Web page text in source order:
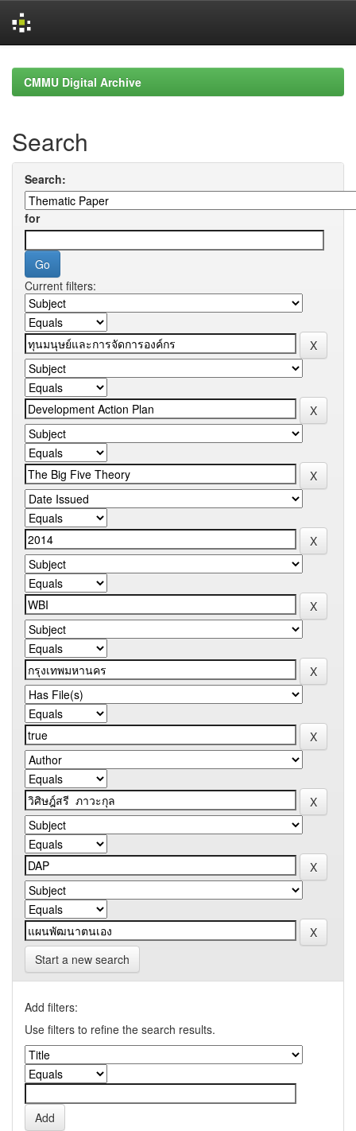
navigationCMMU Digital Archive
Search
Search:
for
Current filters:
Start a new search
Add filters:
Use filters to refine the search results.